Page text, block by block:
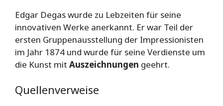
Edgar Degas wurde zu Lebzeiten für seine
innovativen Werke anerkannt. Er war Teil der
ersten Gruppenausstellung der Impressionisten
im Jahr 1874 und wurde für seine Verdienste um
die Kunst mit Auszeichnungen geehrt.
Quellenverweise